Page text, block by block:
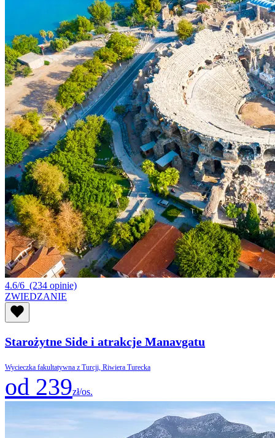
4.6/6 (234 opinie)
ZWIEDZANIE
Starożytne Side i atrakcje Manavgatu
Wycieczka fakultatywna z Turcji, Riwiera Turecka
od 239zł/os.